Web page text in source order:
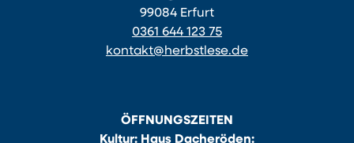
99084 Erfurt
0361 644 123 75
kontakt@herbstlese.de
ÖFFNUNGSZEITEN
Kultur: Haus Dacheröden: